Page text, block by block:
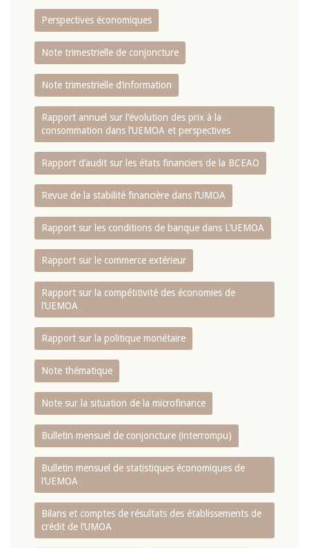
Perspectives économiques
Note trimestrielle de conjoncture
Note trimestrielle d‘information
Rapport annuel sur l‘évolution des prix à la
consommation dans l‘UEMOA et perspectives
Rapport d‘audit sur les états financiers de la BCEAO
Revue de la stabilité financière dans l‘UMOA
Rapport sur les conditions de banque dans L‘UEMOA
Rapport sur le commerce extérieur
Rapport sur la compétitivité des économies de
l‘UEMOA
Rapport sur la politique monétaire
Note thématique
Note sur la situation de la microfinance
Bulletin mensuel de conjoncture (interrompu)
Bulletin mensuel de statistiques économiques de
l‘UEMOA
Bilans et comptes de résultats des établissements de
crédit de l‘UMOA